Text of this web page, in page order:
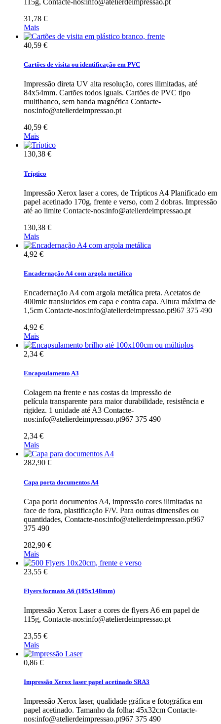
115g, Contacte-nos:info@atelierdeimpressao.pt
31,78 €
Mais
40,59 €
Cartões de visita ou identificação em PVC
Impressão direta UV alta resolução, cores ilimitadas, até
84x54mm. Cartões todos iguais. Cartões de PVC tipo
multibanco, sem banda magnética Contacte-
nos:info@atelierdeimpressao.pt
40,59 €
Mais
130,38 €
Tríptico
Impressão Xerox laser a cores, de Trípticos A4 Planificado em
papel acetinado 170g, frente e verso, com 2 dobras. Impressão
até ao limite Contacte-nos:info@atelierdeimpressao.pt
130,38 €
Mais
4,92 €
Encadernação A4 com argola metálica
Encadernação A4 com argola metálica preta. Acetatos de
400mic translucidos em capa e contra capa. Altura máxima de
1,5cm Contacte-nos:info@atelierdeimpressao.pt967 375 490
4,92 €
Mais
2,34 €
Encapsulamento A3
Colagem na frente e nas costas da impressão de
película transparente para maior durabilidade, resistência e
rigidez. 1 unidade até A3 Contacte-
nos:info@atelierdeimpressao.pt967 375 490
2,34 €
Mais
282,90 €
Capa porta documentos A4
Capa porta documentos A4, impressão cores ilimitadas na
face de fora, plastificação F/V. Para outras dimensões ou
quantidades, Contacte-nos:info@atelierdeimpressao.pt967
375 490
282,90 €
Mais
23,55 €
Flyers formato A6 (105x148mm)
Impressão Xerox Laser a cores de flyers A6 em papel de
115g, Contacte-nos:info@atelierdeimpressao.pt
23,55 €
Mais
0,86 €
Impressão Xerox laser papel acetinado SRA3
Impressão Xerox laser, qualidade gráfica e fotográfica em
papel acetinado. Tamanho da folha: 45x32cm Contacte-
nos:info@atelierdeimpressao.pt967 375 490